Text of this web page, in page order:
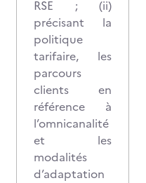
RSE ; (ii)
précisant la
politique
tarifaire, les
parcours
clients en
référence à
l’omnicanalité
et les
modalités
d’adaptation